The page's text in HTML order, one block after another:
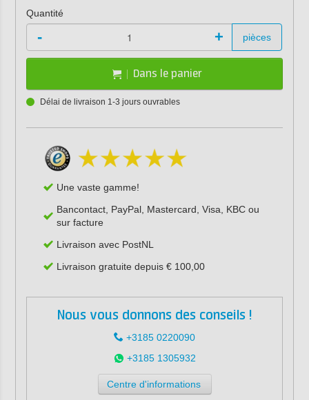
Quantité
- + pièces
Dans le panier
Délai de livraison 1-3 jours ouvrables
Une vaste gamme!
Bancontact, PayPal, Mastercard, Visa, KBC ou
sur facture
Livraison avec PostNL
Livraison gratuite depuis € 100,00
Nous vous donnons des conseils !
+3185 0220090
+3185 1305932
Centre d'informations